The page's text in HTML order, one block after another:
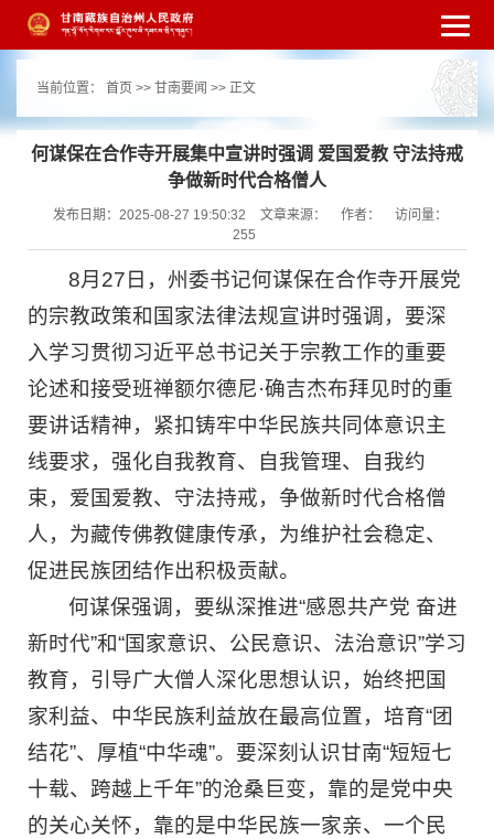
网站无障
碍 打开适老化模式 登录
当前位置： 首页 >> 甘南要闻 >> 正文
何谋保在合作寺开展集中宣讲时强调 爱国爱教 守法持戒
争做新时代合格僧人
发布日期：2025-08-27 19:50:32 文章来源： 作者：
访问量：
255
8月27日，州委书记何谋保在合作寺开展党
的宗教政策和国家法律法规宣讲时强调，要深
入学习贯彻习近平总书记关于宗教工作的重要
论述和接受班禅额尔德尼·确吉杰布拜见时的重
要讲话精神，紧扣铸牢中华民族共同体意识主
线要求，强化自我教育、自我管理、自我约
束，爱国爱教、守法持戒，争做新时代合格僧
人，为藏传佛教健康传承，为维护社会稳定、
促进民族团结作出积极贡献。
何谋保强调，要纵深推进“感恩共产党 奋进
新时代”和“国家意识、公民意识、法治意识”学习
教育，引导广大僧人深化思想认识，始终把国
家利益、中华民族利益放在最高位置，培育“团
结花”、厚植“中华魂”。要深刻认识甘南“短短七
十载、跨越上千年”的沧桑巨变，靠的是党中央
的关心关怀，靠的是中华民族一家亲、一个民